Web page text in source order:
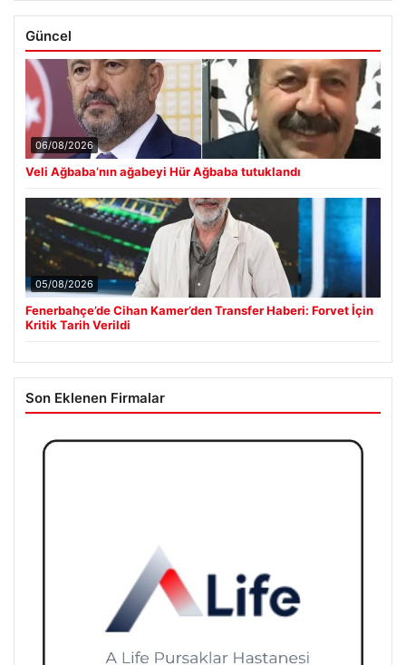
Güncel
06/08/2026
Veli Ağbaba’nın ağabeyi Hür Ağbaba tutuklandı
05/08/2026
Fenerbahçe’de Cihan Kamer’den Transfer Haberi: Forvet İçin
Kritik Tarih Verildi
Son Eklenen Firmalar